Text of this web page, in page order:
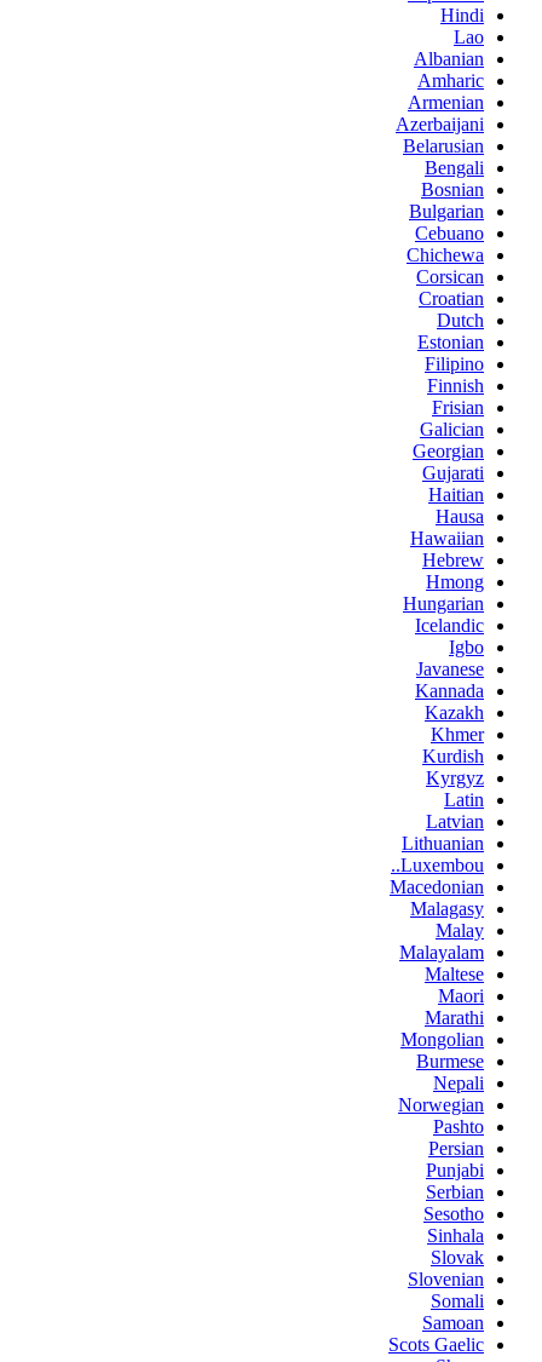
Hindi
Lao
Albanian
Amharic
Armenian
Azerbaijani
Belarusian
Bengali
Bosnian
Bulgarian
Cebuano
Chichewa
Corsican
Croatian
Dutch
Estonian
Filipino
Finnish
Frisian
Galician
Georgian
Gujarati
Haitian
Hausa
Hawaiian
Hebrew
Hmong
Hungarian
Icelandic
Igbo
Javanese
Kannada
Kazakh
Khmer
Kurdish
Kyrgyz
Latin
Latvian
Lithuanian
Luxembou..
Macedonian
Malagasy
Malay
Malayalam
Maltese
Maori
Marathi
Mongolian
Burmese
Nepali
Norwegian
Pashto
Persian
Punjabi
Serbian
Sesotho
Sinhala
Slovak
Slovenian
Somali
Samoan
Scots Gaelic